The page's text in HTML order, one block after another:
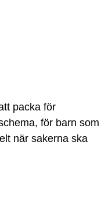
packa för
för barn som
när sakerna ska